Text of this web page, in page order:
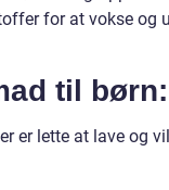
for at vokse og
til børn:
er lette at lave og